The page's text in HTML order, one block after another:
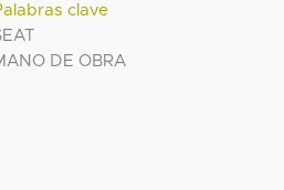
clave
DE OBRA